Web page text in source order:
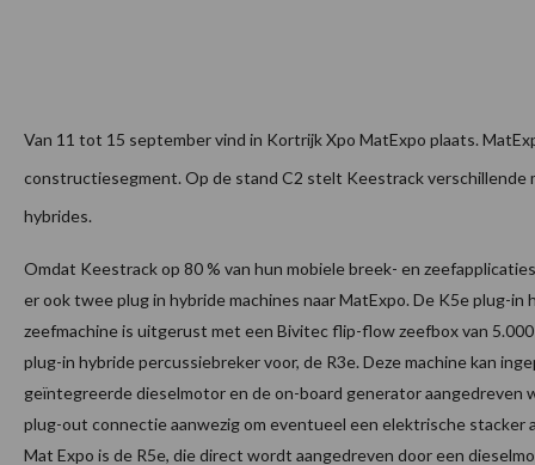
Van 11 tot 15 september vind in Kortrijk Xpo MatExpo plaats.
constructiesegment. Op de stand C2 stelt Keestrack verschillende
hybrides.
Omdat Keestrack op 80 % van hun mobiele breek- en
er ook twee plug in hybride machines naar MatExpo. De K5e plug-
zeefmachine is uitgerust met een Bivitec flip-flow zeefbox van
plug-in hybride percussiebreker voor, de R3e. Deze machine kan
geïntegreerde dieselmotor en de on-board generator aangedreven
plug-out connectie aanwezig om eventueel een elektrische stacker
Mat Expo is de R5e, die direct wordt aangedreven door een